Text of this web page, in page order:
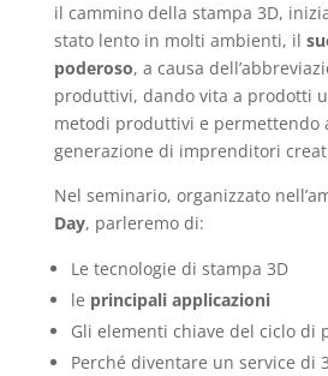
il cammino della stampa 3D,
stato lento in molti ambienti, il
poderoso, a causa
produttivi, dando vita a prodotti
metodi produttivi e permettendo
generazione di imprenditori
Nel seminario, organizzato
Day, parleremo di:
Le tecnologie di stampa 3D
le principali applicazioni
Gli elementi chiave del ciclo di
Perché diventare un service di